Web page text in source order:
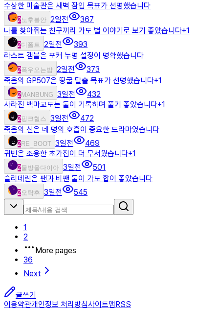
수상한 미술관은 새벽 잠입 목표가 선명했습니다
2노후불안 2일전
367
나를 찾아줘는 친구끼리 가도 별 이야기로 보기 좋았습니다+1
2디폴트 2일전
393
라스트 갬블은 포커 누명 설정이 명확했습니다
2폭우오는밤 2일전
373
죽음의 GP507은 땅굴 탈출 목표가 선명했습니다+1
2MANBUNG 3일전
432
사라진 백마교도는 둘이 기록하며 풀기 좋았습니다+1
2핑크혈스 3일전
472
죽음의 신은 네 명의 호흡이 중요한 드라마였습니다
2RE_BOOT 3일전
469
귀빈은 조용한 초가집이 더 무서웠습니다+1
2물방울다이아 3일전
501
슬리데린은 팬과 비팬 둘이 가도 합이 좋았습니다
2오탁후 3일전 545
1
2
More pages
36
Next
글쓰기
이용약관개인정보 처리방침사이트맵 RSS